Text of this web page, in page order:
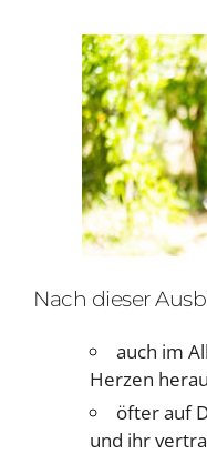
Nach dieser
auch im
Herzen
öfter auf
und ihr